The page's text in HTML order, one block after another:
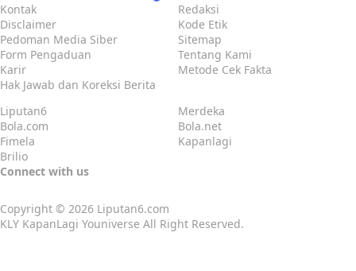
Kontak
Redaksi
Disclaimer
Kode Etik
Pedoman Media Siber
Sitemap
Form Pengaduan
Tentang Kami
Karir
Metode Cek Fakta
Hak Jawab dan Koreksi Berita
Liputan6
Merdeka
Bola.com
Bola.net
Fimela
Kapanlagi
Brilio
Connect with us
Copyright © 2026 Liputan6.com
KLY KapanLagi Youniverse All Right Reserved.